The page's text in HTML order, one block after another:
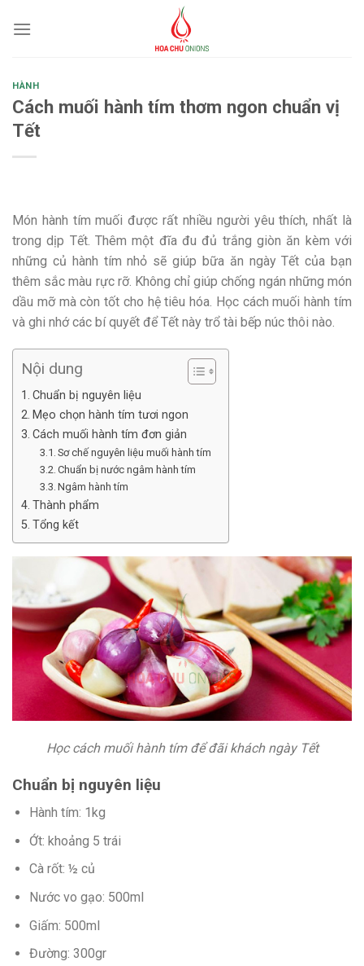
HÀNH
Cách muối hành tím thơm ngon chuẩn vị
Tết
Món hành tím muối được rất nhiều người yêu thích, nhất là
trong dịp Tết. Thêm một đĩa đu đủ trắng giòn ăn kèm với
những củ hành tím nhỏ sẽ giúp bữa ăn ngày Tết của bạn
thêm sắc màu rực rỡ. Không chỉ giúp chống ngán những món
dầu mỡ mà còn tốt cho hệ tiêu hóa. Học cách muối hành tím
và ghi nhớ các bí quyết để Tết này trổ tài bếp núc thôi nào.
Nội dung
Chuẩn bị nguyên liệu
Mẹo chọn hành tím tươi ngon
Cách muối hành tím đơn giản
Sơ chế nguyên liệu muối hành tím
Chuẩn bị nước ngâm hành tím
Ngâm hành tím
Thành phẩm
Tổng kết
Học cách muối hành tím để đãi khách ngày Tết
Chuẩn bị nguyên liệu
Hành tím: 1kg
Ớt: khoảng 5 trái
Cà rốt: ½ củ
Nước vo gạo: 500ml
Giấm: 500ml
Đường: 300gr